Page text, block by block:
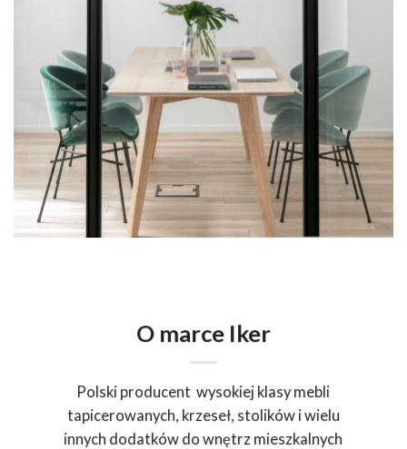
O marce Iker
Polski producent wysokiej klasy mebli
tapicerowanych, krzeseł, stolików i wielu
innych dodatków do wnętrz mieszkalnych